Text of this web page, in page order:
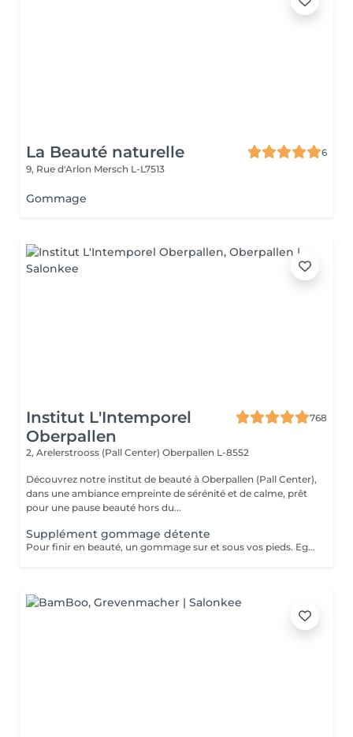
La Beauté naturelle
6
9, Rue d'Arlon Mersch L-L7513
Gommage
Institut L'Intemporel
Oberpallen
768
2, Arelerstrooss (Pall Center) Oberpallen L-8552
Découvrez notre institut de beauté à Oberpallen (Pall Center),
dans une ambiance empreinte de sérénité et de calme, prêt
pour une pause beauté hors du...
Supplément gommage détente
Pour finir en beauté, un gommage sur et sous vos pieds. Egalement entre les orteils. Pour une meilleure pénétration de la crème pieds. Uniquement avec un service de beauté des pieds / pédicurie effectué à l institut le même jour .